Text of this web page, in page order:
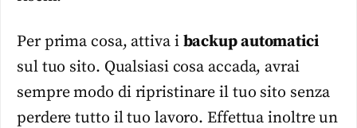
Per prima cosa, attiva i backup automatici
sul tuo sito. Qualsiasi cosa accada, avrai
sempre modo di ripristinare il tuo sito senza
perdere tutto il tuo lavoro. Effettua inoltre un